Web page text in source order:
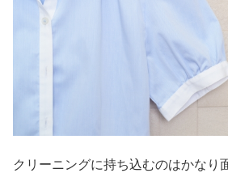
クリーニングに持ち込むのはかなり